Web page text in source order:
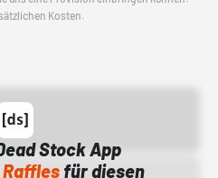
Kosten.
Stock App
Rafflesfür diesen